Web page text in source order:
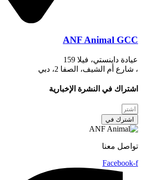
ANF Animal GCC
عيادة داينستي، فيلا 159
، شارع أم الشيف، الصفا 2، دبي
اشتراك في النشرة الإخبارية
اشترك في
تواصل معنا
Facebook-f